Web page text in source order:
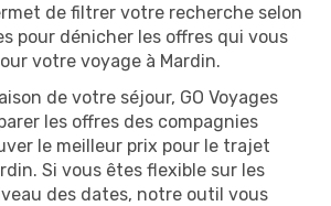
de filtrer votre recherche selon
pour dénicher les offres qui vous
votre voyage à Mardin.
de votre séjour, GO Voyages
les offres des compagnies
le meilleur prix pour le trajet
Si vous êtes flexible sur les
des dates, notre outil vous